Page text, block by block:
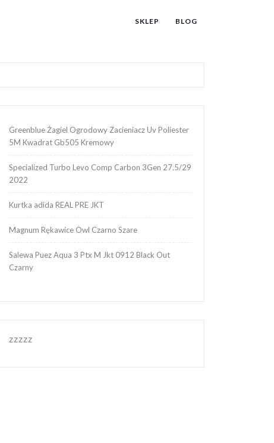
SKLEP BLOG
Greenblue Żagiel Ogrodowy Zacieniacz Uv Poliester
5M Kwadrat Gb505 Kremowy
Specialized Turbo Levo Comp Carbon 3Gen 27.5/29
2022
Kurtka adida REAL PRE JKT
Magnum Rękawice Owl Czarno Szare
Salewa Puez Aqua 3 Ptx M Jkt 0912 Black Out
Czarny
zzzzz